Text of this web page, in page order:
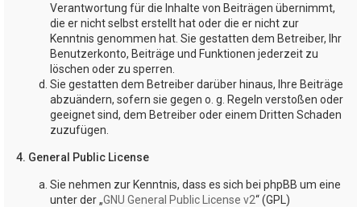
Verantwortung für die Inhalte von Beiträgen übernimmt,
die er nicht selbst erstellt hat oder die er nicht zur
Kenntnis genommen hat. Sie gestatten dem Betreiber, Ihr
Benutzerkonto, Beiträge und Funktionen jederzeit zu
löschen oder zu sperren.
Sie gestatten dem Betreiber darüber hinaus, Ihre Beiträge
abzuändern, sofern sie gegen o. g. Regeln verstoßen oder
geeignet sind, dem Betreiber oder einem Dritten Schaden
zuzufügen.
4. General Public License
Sie nehmen zur Kenntnis, dass es sich bei phpBB um eine
unter der „GNU General Public License v2“ (GPL)